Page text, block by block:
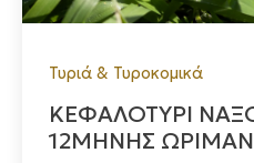
Τυριά & Τυροκομικά
ΚΕΦΑΛΟΤΥΡΙ
12ΜΗΝΗΣ